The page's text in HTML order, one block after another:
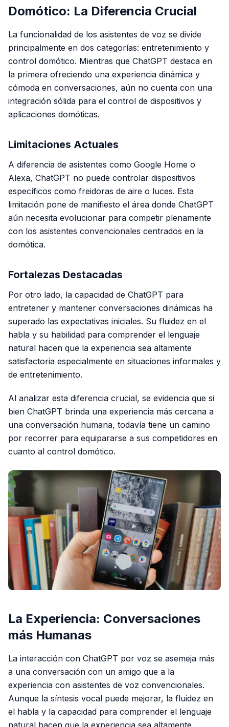
Domótico: La Diferencia Crucial
La funcionalidad de los asistentes de voz se divide
principalmente en dos categorías: entretenimiento y
control domótico. Mientras que ChatGPT destaca en
la primera ofreciendo una experiencia dinámica y
cómoda en conversaciones, aún no cuenta con una
integración sólida para el control de dispositivos y
aplicaciones domóticas.
Limitaciones Actuales
A diferencia de asistentes como Google Home o
Alexa, ChatGPT no puede controlar dispositivos
específicos como freidoras de aire o luces. Esta
limitación pone de manifiesto el área donde ChatGPT
aún necesita evolucionar para competir plenamente
con los asistentes convencionales centrados en la
domótica.
Fortalezas Destacadas
Por otro lado, la capacidad de ChatGPT para
entretener y mantener conversaciones dinámicas ha
superado las expectativas iniciales. Su fluidez en el
habla y su habilidad para comprender el lenguaje
natural hacen que la experiencia sea altamente
satisfactoria especialmente en situaciones informales y
de entretenimiento.
Al analizar esta diferencia crucial, se evidencia que si
bien ChatGPT brinda una experiencia más cercana a
una conversación humana, todavía tiene un camino
por recorrer para equipararse a sus competidores en
cuanto al control domótico.
La Experiencia: Conversaciones
más Humanas
La interacción con ChatGPT por voz se asemeja más
a una conversación con un amigo que a la
experiencia con asistentes de voz convencionales.
Aunque la síntesis vocal puede mejorar, la fluidez en
el habla y la capacidad para comprender el lenguaje